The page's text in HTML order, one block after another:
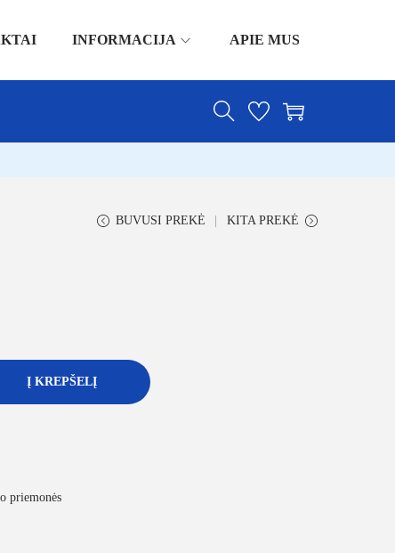
INFORMACIJA APIE MUS
BUVUSI PREKĖ KITA PREKĖ
Į KREPŠELĮ
priemonės